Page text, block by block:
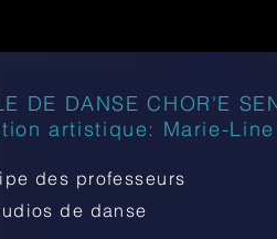
DE DANSE CHOR'E
artistique: Marie-
des professeurs
de danse